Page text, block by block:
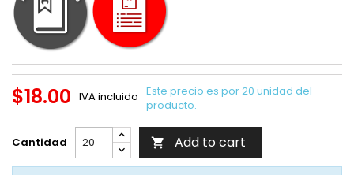
$18.00 IVA incluido Este precio es por 20 unidad del
producto.
Cantidad  Add to cart